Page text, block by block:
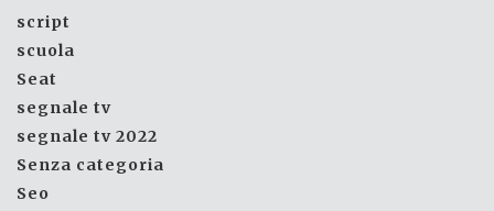
script
scuola
Seat
segnale tv
segnale tv 2022
Senza categoria
Seo